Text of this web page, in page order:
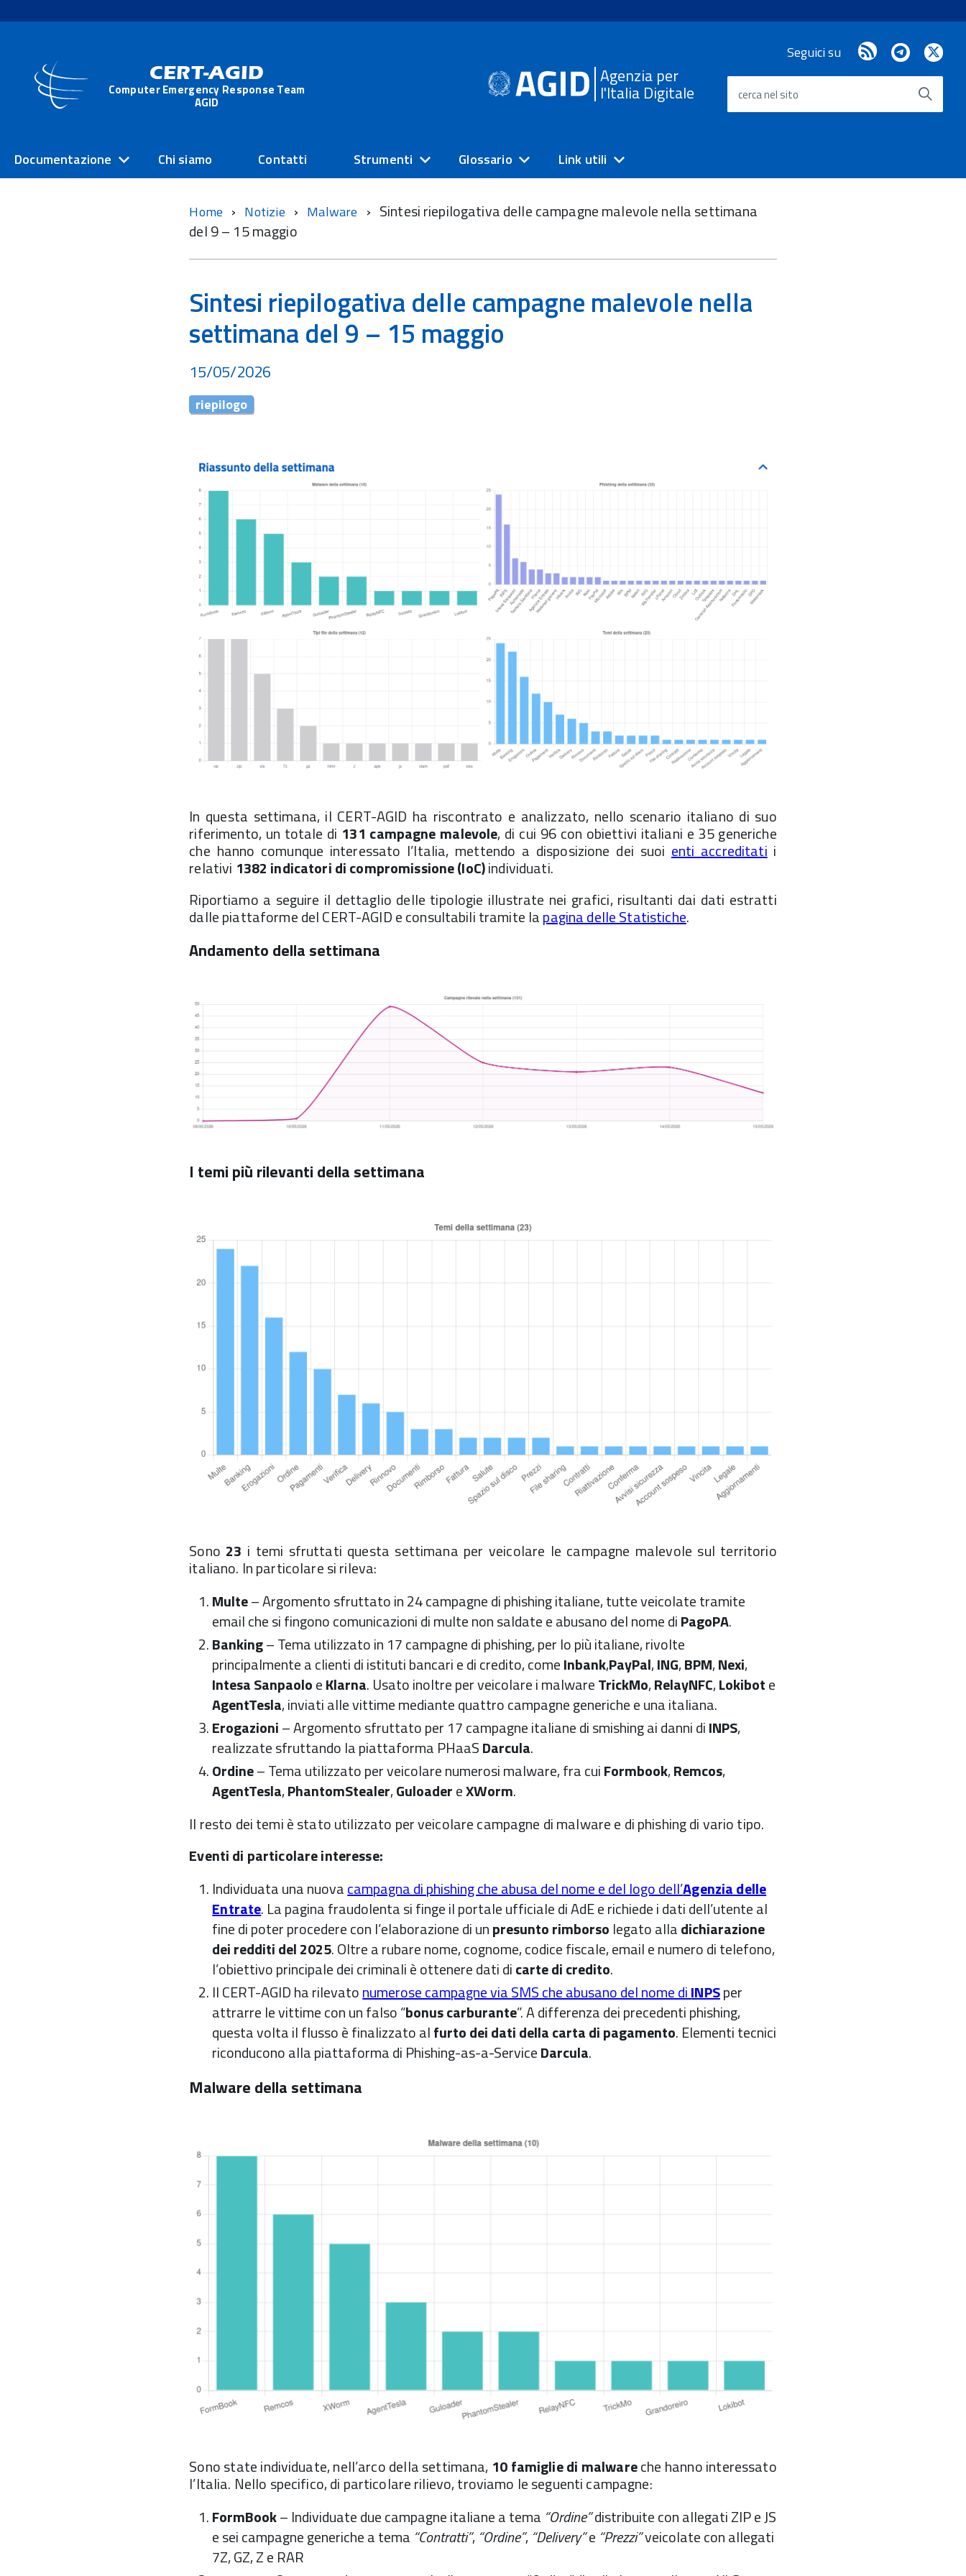
CERT-AGID
Computer Emergency Response Team
AGID
Agenzia per
l'Italia Digitale
Seguici su RSS Telegram
X
cerca nel sito
Documentazione Chi siamo Contatti Strumenti Glossario Link utili
Home Notizie Malware
Sintesi riepilogativa delle campagne malevole nella settimana
del 9 – 15 maggio
Sintesi riepilogativa delle campagne malevole nella
settimana del 9 – 15 maggio
15/05/2026
riepilogo
In questa settimana, il CERT-AGID ha riscontrato e analizzato, nello scenario italiano di suo
riferimento, un totale di 131 campagne malevole, di cui 96 con obiettivi italiani e 35 generiche
che hanno comunque interessato l’Italia, mettendo a disposizione dei suoienti accreditatii
relativi 1382 indicatori di compromissione (IoC)individuati.
Riportiamo a seguire il dettaglio delle tipologie illustrate nei grafici, risultanti dai dati estratti
dalle piattaforme del CERT-AGID e consultabili tramite lapagina delle Statistiche.
Andamento della settimana
I temi più rilevanti della settimana
Sono 23 i temi sfruttati questa settimana per veicolare le campagne malevole sul territorio
italiano. In particolare si rileva:
Multe– Argomento sfruttato in 24 campagne di phishing italiane, tutte veicolate tramite
email che si fingono comunicazioni di multe non saldate e abusano del nome diPagoPA.
Banking– Tema utilizzato in 17 campagne di phishing, per lo più italiane, rivolte
principalmente a clienti di istituti bancari e di credito, comeInbank,PayPal,ING,BPM,Nexi,
Intesa SanpaoloeKlarna. Usato inoltre per veicolare i malwareTrickMo,RelayNFC,Lokibote
AgentTesla, inviati alle vittime mediante quattro campagne generiche e una italiana.
Erogazioni– Argomento sfruttato per 17 campagne italiane di smishing ai danni diINPS,
realizzate sfruttando la piattaforma PHaaSDarcula.
Ordine– Tema utilizzato per veicolare numerosi malware, fra cuiFormbook,Remcos,
AgentTesla,PhantomStealer,GuloadereXWorm.
Il resto dei temi è stato utilizzato per veicolare campagne di malware e di phishing di vario tipo.
Eventi di particolare interesse:
Individuata una nuovacampagna di phishing che abusa del nome e del logo dell’Agenzia delle
Entrate. La pagina fraudolenta si finge il portale ufficiale di AdE e richiede i dati dell’utente al
fine di poter procedere con l’elaborazione di unpresuntorimborso legato alladichiarazione
dei redditi del 2025. Oltre a rubare nome, cognome, codice fiscale, email e numero di telefono,
l’obiettivo principale dei criminali è ottenere dati dicarte di credito.
Il CERT-AGID ha rilevatonumerose campagne via SMS che abusano del nome diINPSper
attrarre le vittime con un falso “bonus carburante”. A differenza dei precedenti phishing,
questa volta il flusso è finalizzato alfurto dei dati della carta di pagamento. Elementi tecnici
riconducono alla piattaforma di Phishing-as-a-ServiceDarcula.
Malware della settimana
Sono state individuate, nell’arco della settimana, 10 famiglie di malwareche hanno interessato
l’Italia. Nello specifico, di particolare rilievo, troviamo le seguenti campagne:
FormBook– Individuate due campagne italiane a tema “Ordine”distribuite con allegati ZIP e JS
e sei campagne generiche a tema “Contratti”, “Ordine”, “Delivery”e “Prezzi”veicolate con allegati
7Z, GZ, Z e RAR